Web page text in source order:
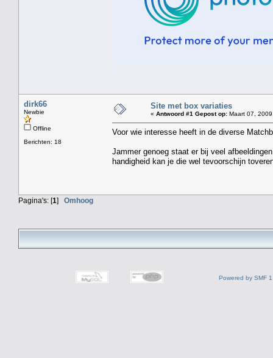
dirk66
Newbie
Offline
Berichten: 18
Site met box variaties
« Antwoord #1 Gepost op: Maart 07,
Voor wie interesse heeft in de diverse
Jammer genoeg staat er bij veel
handigheid kan je die wel tevoorschijn
Pagina's: [1] Omhoog
Powered by SMF